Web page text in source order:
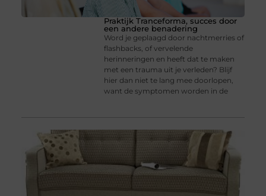
Praktijk Tranceforma, succes door
een andere benadering
Word je geplaagd door nachtmerries of
flashbacks, of vervelende
herinneringen en heeft dat te maken
met een trauma uit je verleden? Blijf
hier dan niet te lang mee doorlopen,
want de symptomen worden in de